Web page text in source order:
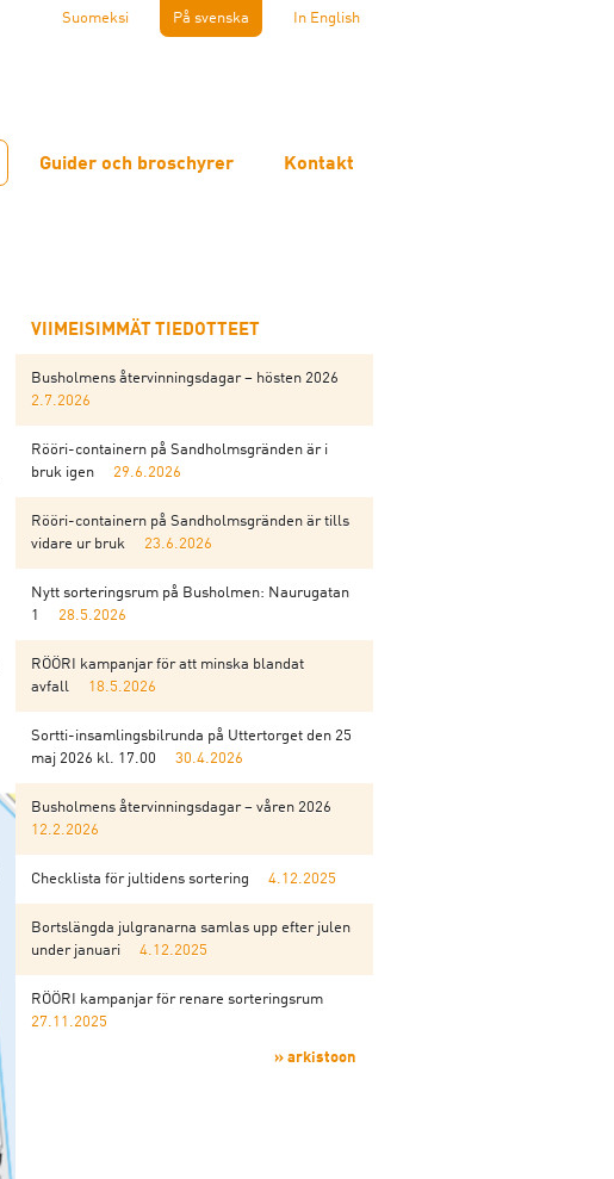
Suomeksi På svenska In English
Guider och broschyrer Kontakt
VIIMEISIMMÄT TIEDOTTEET
Busholmens återvinningsdagar – hösten 2026
2.7.2026
Rööri-containern på Sandholmsgränden är i
bruk igen
29.6.2026
Rööri-containern på Sandholmsgränden är tills
vidare ur bruk
23.6.2026
Nytt sorteringsrum på Busholmen: Naurugatan
1
28.5.2026
RÖÖRI kampanjar för att minska blandat
avfall
18.5.2026
Sortti-insamlingsbilrunda på Uttertorget den 25
maj 2026 kl. 17.00
30.4.2026
Busholmens återvinningsdagar – våren 2026
12.2.2026
Checklista för jultidens sortering 4.12.2025
Bortslängda julgranarna samlas upp efter julen
under januari
4.12.2025
RÖÖRI kampanjar för renare sorteringsrum
27.11.2025
» arkistoon